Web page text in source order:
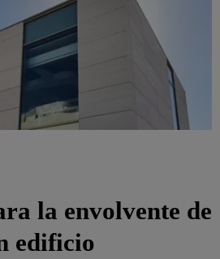
la envolvente de
edificio